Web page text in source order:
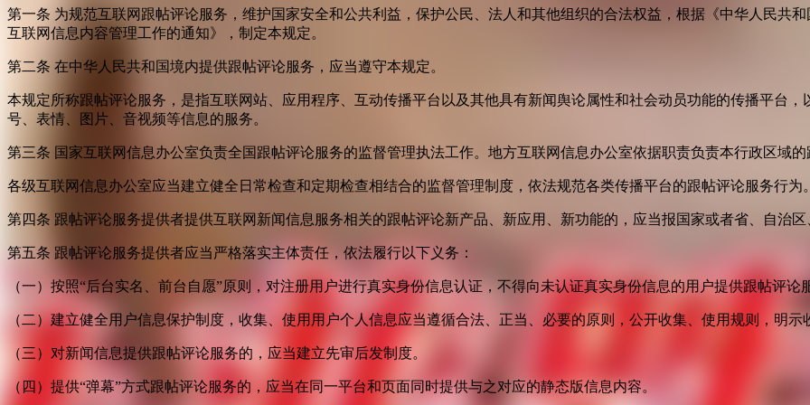
第一条 为规范互联网跟帖评论服务，维护国家安全和公共利益，保护公民、法人和其他组织的合法权益，根据《中华人民共
互联网信息内容管理工作的通知》，制定本规定。
第二条 在中华人民共和国境内提供跟帖评论服务，应当遵守本规定。
本规定所称跟帖评论服务，是指互联网站、应用程序、互动传播平台以及其他具有新闻舆论属性和社会动员功能的传播平台
号、表情、图片、音视频等信息的服务。
第三条 国家互联网信息办公室负责全国跟帖评论服务的监督管理执法工作。地方互联网信息办公室依据职责负责本行政区域
各级互联网信息办公室应当建立健全日常检查和定期检查相结合的监督管理制度，依法规范各类传播平台的跟帖评论服务行为
第四条 跟帖评论服务提供者提供互联网新闻信息服务相关的跟帖评论新产品、新应用、新功能的，应当报国家或者省、自治
第五条 跟帖评论服务提供者应当严格落实主体责任，依法履行以下义务：
（一）按照“后台实名、前台自愿”原则，对注册用户进行真实身份信息认证，不得向未认证真实身份信息的用户提供跟帖评论
（二）建立健全用户信息保护制度，收集、使用用户个人信息应当遵循合法、正当、必要的原则，公开收集、使用规则，明
（三）对新闻信息提供跟帖评论服务的，应当建立先审后发制度。
（四）提供“弹幕”方式跟帖评论服务的，应当在同一平台和页面同时提供与之对应的静态版信息内容。